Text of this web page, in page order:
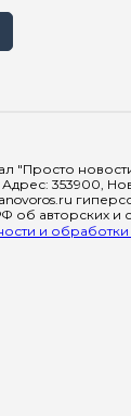
"Просто
353900,
об авторских и
и